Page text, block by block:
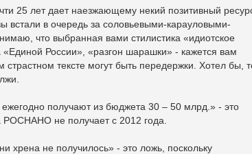
25 лет дает наезжающему некий позитивный
встали в очередь за соловьевыми-карауловыми-
что выбранная вами стилистика «идиотское
России», «разгон шарашки» - кажется вам
тексте могут быть передержки. Хотел бы,
получают из бюджета 30 – 50 млрд.» - это
РОСНАНО не получает с 2012 года.
хрена не получилось» - это ложь, поскольку